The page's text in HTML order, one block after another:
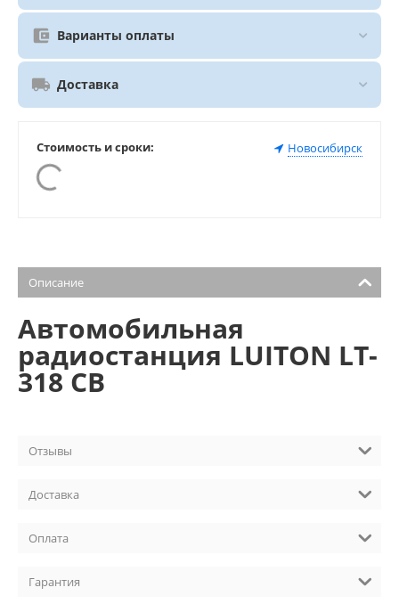
Варианты оплаты
Доставка
Стоимость и сроки: Новосибирск
Описание
Автомобильная
радиостанция LUITON LT-
318 CB
Отзывы
Доставка
Оплата
Гарантия